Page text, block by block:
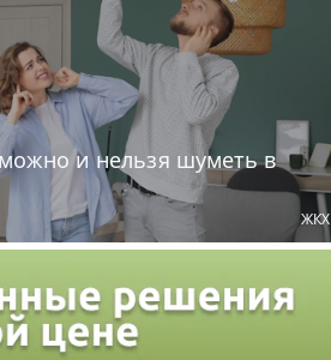
и нельзя шуметь в
ЖКХ